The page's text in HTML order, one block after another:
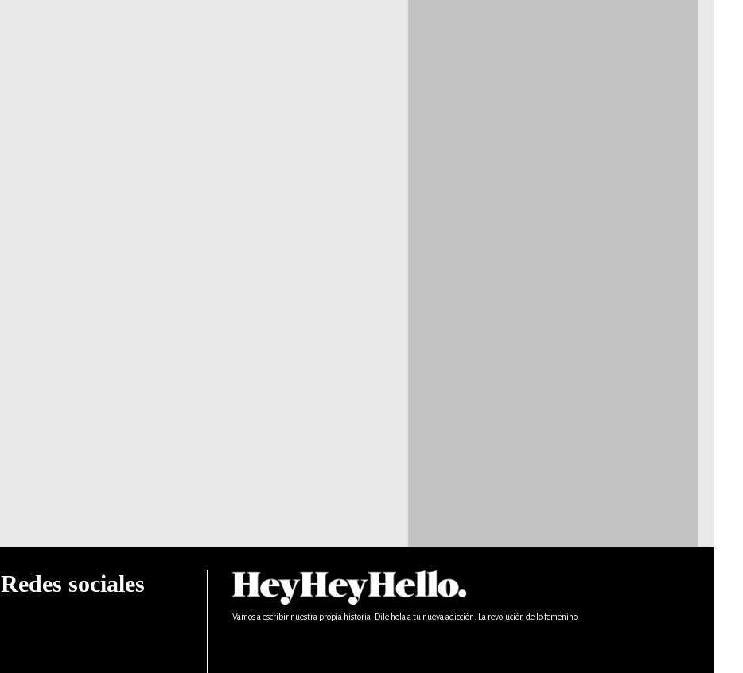
Redes sociales
Vamos a escribir nuestra propia historia. Dile hola a tu nueva adicción. La revolución de lo femenino.